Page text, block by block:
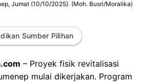
Jumat (10/10/2025). (Moh. Busri/Moralika)
Sumber Pilihan
– Proyek fisik revitalisasi
mulai dikerjakan. Program